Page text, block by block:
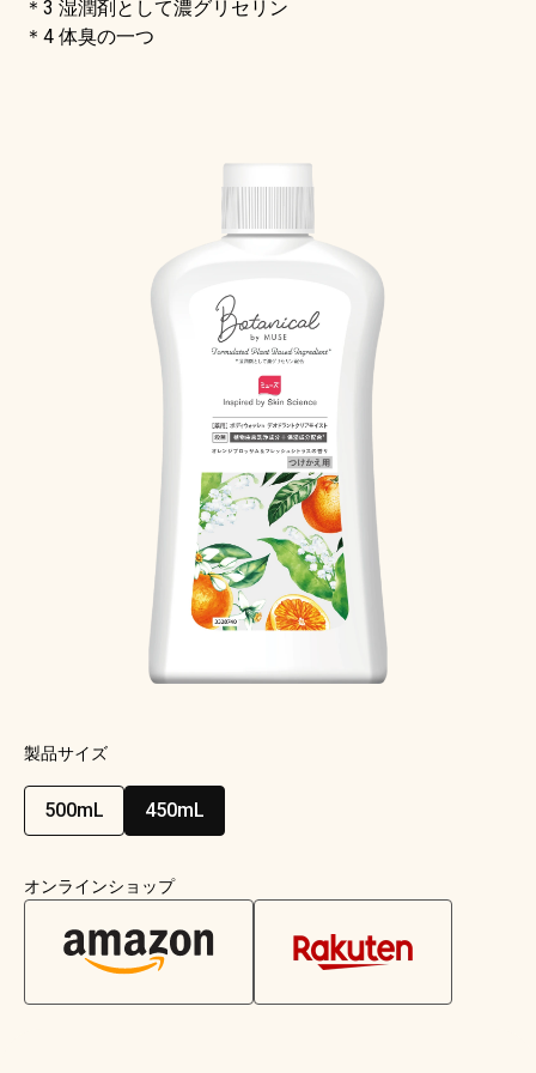
＊3 湿潤剤として濃グリセリン
＊4 体臭の一つ
製品サイズ
500mL 450mL
オンラインショップ